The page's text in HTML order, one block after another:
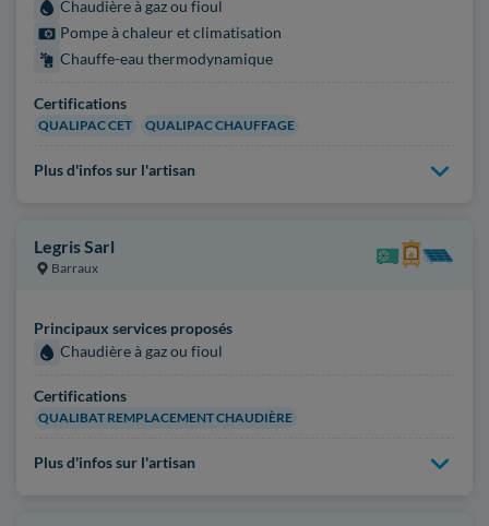
Chaudière à gaz ou fioul
Pompe à chaleur et climatisation
Chauffe-eau thermodynamique
Certifications
QUALIPAC CET QUALIPAC CHAUFFAGE
Plus d'infos sur l'artisan
Legris Sarl
Barraux
Principaux services proposés
Chaudière à gaz ou fioul
Certifications
QUALIBAT REMPLACEMENT CHAUDIÈRE
Plus d'infos sur l'artisan